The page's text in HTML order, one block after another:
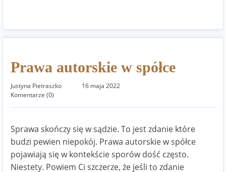
Prawa autorskie w spółce
Justyna Pietraszko
16 maja 2022
Komentarze (0)
Sprawa skończy się w sądzie. To jest zdanie które
budzi pewien niepokój. Prawa autorskie w spółce
pojawiają się w kontekście sporów dość często.
Niestety. Powiem Ci szczerze, że jeśli to zdanie